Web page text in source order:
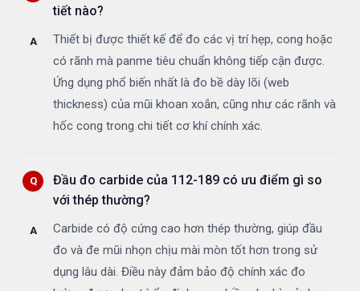
tiết nào?
Thiết bị được thiết kế để đo các vị trí hẹp, cong hoặc
có rãnh mà panme tiêu chuẩn không tiếp cận được.
Ứng dụng phổ biến nhất là đo bề dày lõi (web
thickness) của mũi khoan xoắn, cũng như các rãnh và
hốc cong trong chi tiết cơ khí chính xác.
Đầu đo carbide của 112-189 có ưu điểm gì so
với thép thường?
Carbide có độ cứng cao hơn thép thường, giúp đầu
đo và đe mũi nhọn chịu mài mòn tốt hơn trong sử
dụng lâu dài. Điều này đảm bảo độ chính xác đo